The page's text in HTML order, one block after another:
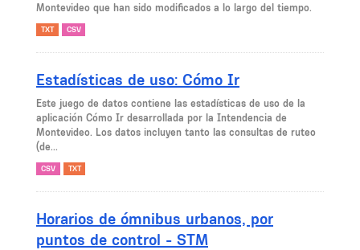
Montevideo que han sido modificados a lo largo del tiempo.
TXT CSV
Estadísticas de uso: Cómo Ir
Este juego de datos contiene las estadísticas de uso de la
aplicación Cómo Ir desarrollada por la Intendencia de
Montevideo. Los datos incluyen tanto las consultas de ruteo
(de...
CSV TXT
Horarios de ómnibus urbanos, por
puntos de control - STM